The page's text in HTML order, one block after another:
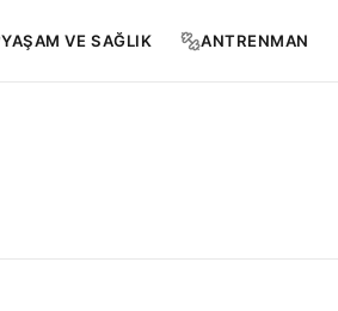
YAŞAM VE SAĞLIK ANTRENMAN